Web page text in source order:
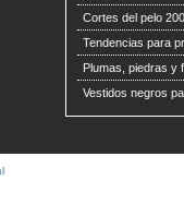
Cortes del pelo
Tendencias para
Plumas, piedras y
Vestidos negros